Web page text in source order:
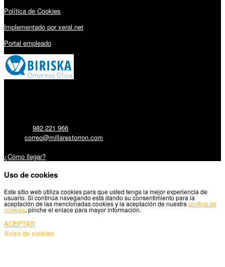
Política de Cookies
Implementado por xeral.net
Portal empleado
982 221 966
correo@millarestorron.com
¿Cómo llegar?
Uso de cookies
Este sitio web utiliza cookies para que usted tenga la mejor experiencia de
usuario. Si continúa navegando está dando su consentimiento para la
aceptación de las mencionadas cookies y la aceptación de nuestra política de
cookies, pinche el enlace para mayor información.
ACEPTAR
Aviso de cookies